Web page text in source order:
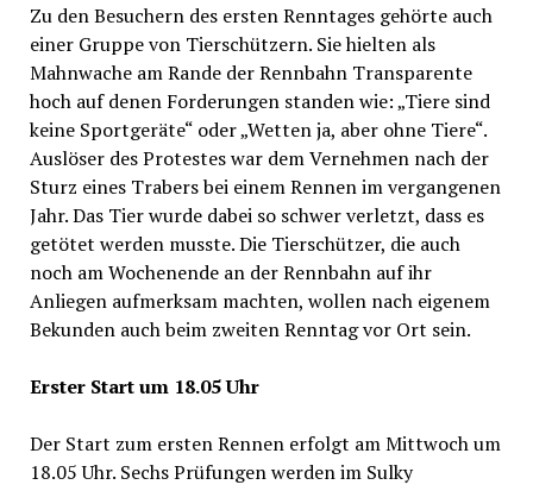
Zu den Besuchern des ersten Renntages gehörte auch
einer Gruppe von Tierschützern. Sie hielten als
Mahnwache am Rande der Rennbahn Transparente
hoch auf denen Forderungen standen wie: „Tiere sind
keine Sportgeräte“ oder „Wetten ja, aber ohne Tiere“.
Auslöser des Protestes war dem Vernehmen nach der
Sturz eines Trabers bei einem Rennen im vergangenen
Jahr. Das Tier wurde dabei so schwer verletzt, dass es
getötet werden musste. Die Tierschützer, die auch
noch am Wochenende an der Rennbahn auf ihr
Anliegen aufmerksam machten, wollen nach eigenem
Bekunden auch beim zweiten Renntag vor Ort sein.
Erster Start um 18.05 Uhr
Der Start zum ersten Rennen erfolgt am Mittwoch um
18.05 Uhr. Sechs Prüfungen werden im Sulky